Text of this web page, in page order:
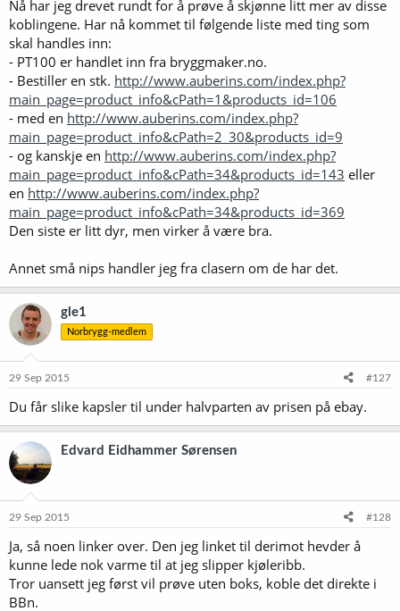
Nå har jeg drevet rundt for å prøve å skjønne litt mer av disse
koblingene. Har nå kommet til følgende liste med ting som
skal handles inn:
- PT100 er handlet inn fra bryggmaker.no.
- Bestiller en stk. http://www.auberins.com/index.php?
main_page=product_info&cPath=1&products_id=106
- med en http://www.auberins.com/index.php?
main_page=product_info&cPath=2_30&products_id=9
- og kanskje en http://www.auberins.com/index.php?
main_page=product_info&cPath=34&products_id=143 eller
en http://www.auberins.com/index.php?
main_page=product_info&cPath=34&products_id=369
Den siste er litt dyr, men virker å være bra.
Annet små nips handler jeg fra clasern om de har det.
gle1
Norbrygg-medlem
29 Sep 2015 #127
Du får slike kapsler til under halvparten av prisen på ebay.
Edvard Eidhammer Sørensen
29 Sep 2015 #128
Ja, så noen linker over. Den jeg linket til derimot hevder å
kunne lede nok varme til at jeg slipper kjøleribb.
Tror uansett jeg først vil prøve uten boks, koble det direkte i
BBn.